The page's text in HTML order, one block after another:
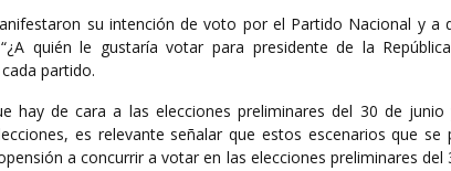
su intención de voto por el Partido Nacional y a
quién le gustaría votar para presidente de la
partido.
hay de cara a las elecciones preliminares del 30 de
es relevante señalar que estos escenarios que se
a concurrir a votar en las elecciones preliminares